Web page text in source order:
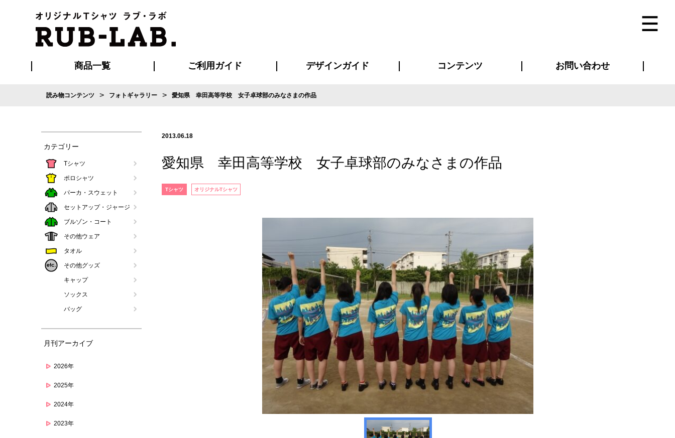
商品一覧 ご利用ガイド
ご利用ガイド
はじめての方へ
再注文の方へ
お支払い方法について
割引まとめページ
発送・特急サービスについて
版の保管期限について
よくある質問
デザインガイド
デザインガイド
デザイン入稿について
デザイン料について
デザインテンプレート集
デザインテンシュミレーター
書体一覧（フォント集）
プリント・加工方法
インクカラー
プリントサイズ
コンテンツ お問い合わせ
読み物コンテンツ > フォトギャラリー > 愛知県 幸田高等学校 女子卓球部のみなさまの作品
カテゴリー
Tシャツ
ポロシャツ
パーカ・スウェット
セットアップ・ジャージ
ブルゾン・コート
その他ウェア
タオル
その他グッズ
キャップ
ソックス
バッグ
月刊アーカイブ
2026年
2025年
2024年
2023年
2013.06.18
愛知県 幸田高等学校 女子卓球部のみなさまの作品
Tシャツ オリジナルTシャツ